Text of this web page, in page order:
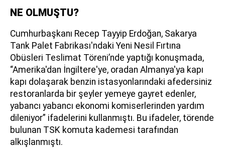
NE OLMUŞTU?
Cumhurbaşkanı Recep Tayyip Erdoğan, Sakarya
Tank Palet Fabrikası'ndaki Yeni Nesil Fırtına
Obüsleri Teslimat Töreni’nde yaptığı konuşmada,
“Amerika'dan İngiltere'ye, oradan Almanya'ya kapı
kapı dolaşarak benzin istasyonlarındaki afedersiniz
restoranlarda bir şeyler yemeye gayret edenler,
yabancı yabancı ekonomi komiserlerinden yardım
dileniyor” ifadelerini kullanmıştı. Bu ifadeler, törende
bulunan TSK komuta kademesi tarafından
alkışlanmıştı.